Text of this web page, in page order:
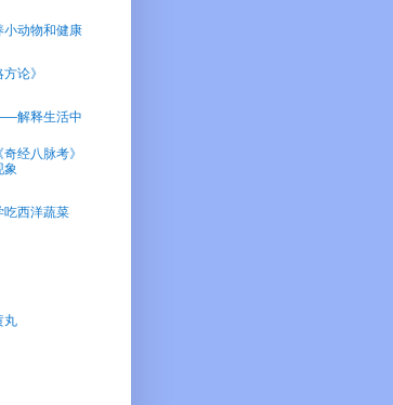
小动物和健康
论》
解释生活中
经八脉考》
吃西洋蔬菜
丸